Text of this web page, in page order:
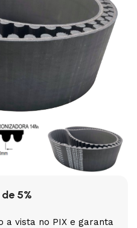
5%
a vista no PIX e garanta